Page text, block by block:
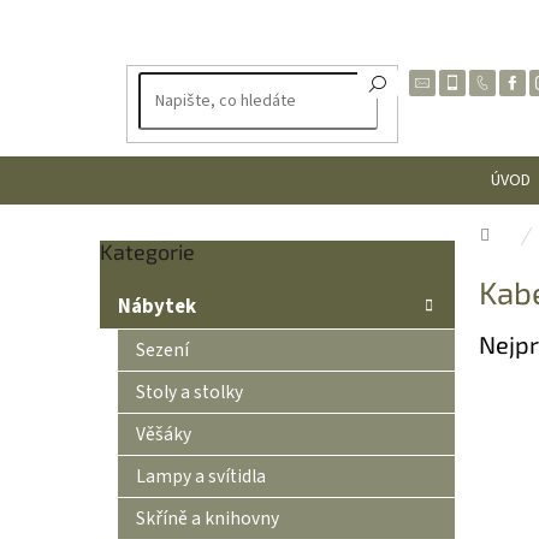
ÚVOD
Domů
P
Přeskočit
Kategorie
Nábytek
Sezení
Stoly a stolky
Věšáky
Lampy a svítidla
Skříně a knihovny